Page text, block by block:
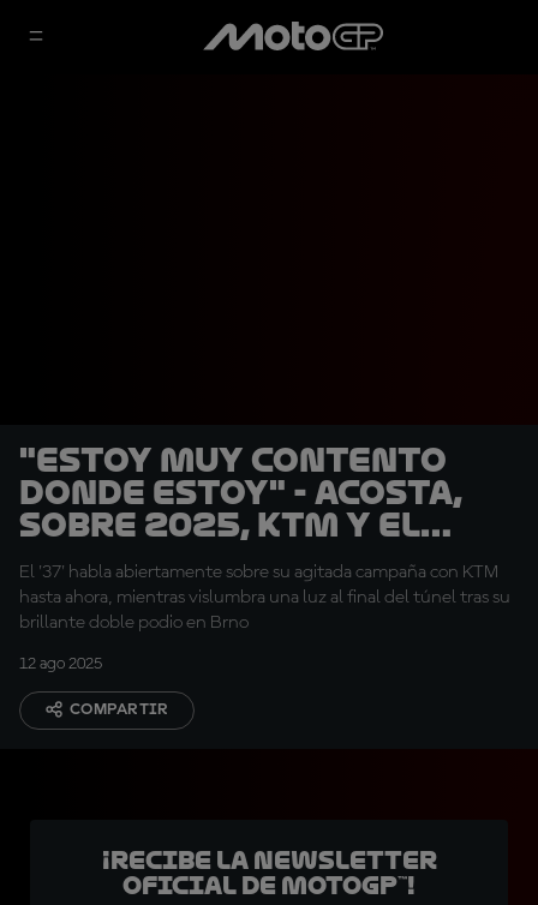
"Estoy muy contento
donde estoy" - Acosta,
sobre 2025, KTM y el
futuro
El '37' habla abiertamente sobre su agitada campaña con KTM
hasta ahora, mientras vislumbra una luz al final del túnel tras su
brillante doble podio en Brno
12 ago 2025
COMPARTIR
¡Recibe la Newsletter
oficial de MotoGP™!